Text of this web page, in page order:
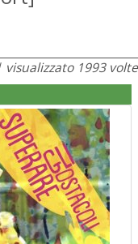
1993 volte